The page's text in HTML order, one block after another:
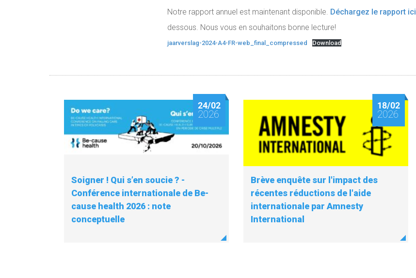
Notre rapport annuel est maintenant disponible. Déchargez le rapport ici
dessous. Nous vous en souhaitons bonne lecture!
jaarverslag-2024-A4-FR-web_final_compressed Download
24/02
2026
Soigner ! Qui s’en soucie ? -
Conférence internationale de Be-
cause health 2026 : note
conceptuelle
18/02
2026
Brève enquête sur l'impact des
récentes réductions de l'aide
internationale par Amnesty
International